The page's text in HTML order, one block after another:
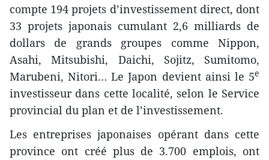
compte 194 projets d’investissement direct, dont
33 projets japonais cumulant 2,6 milliards de
dollars de grands groupes comme Nippon,
Asahi, Mitsubishi, Daichi, Sojitz, Sumitomo,
Marubeni, Nitori… Le Japon devient ainsi le 5e
investisseur dans cette localité, selon le Service
provincial du plan et de l’investissement.
Les entreprises japonaises opérant dans cette
province ont créé plus de 3.700 emplois, ont